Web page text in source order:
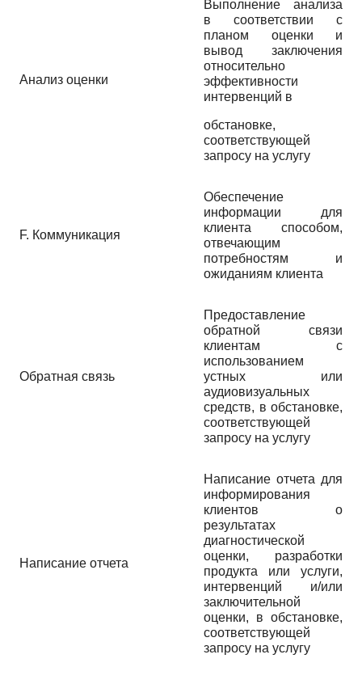
Анализ оценки
Выполнение анализа
в соответствии с
планом оценки и
вывод заключения
относительно
эффективности
интервенций в
обстановке,
соответствующей
запросу на услугу
F. Коммуникация
Обеспечение
информации для
клиента способом,
отвечающим
потребностям и
ожиданиям клиента
Обратная связь
Предоставление
обратной связи
клиентам с
использованием
устных или
аудиовизуальных
средств, в обстановке,
соответствующей
запросу на услугу
Написание отчета
Написание отчета для
информирования
клиентов о
результатах
диагностической
оценки, разработки
продукта или услуги,
интервенций и/или
заключительной
оценки, в обстановке,
соответствующей
запросу на услугу